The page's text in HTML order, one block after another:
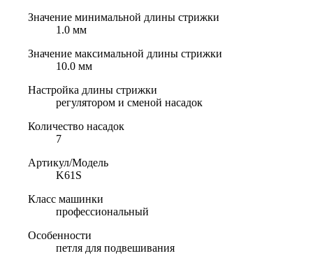
Значение минимальной длины стрижки
1.0 мм
Значение максимальной длины стрижки
10.0 мм
Настройка длины стрижки
регулятором и сменой насадок
Количество насадок
7
Артикул/Модель
K61S
Класс машинки
профессиональный
Особенности
петля для подвешивания